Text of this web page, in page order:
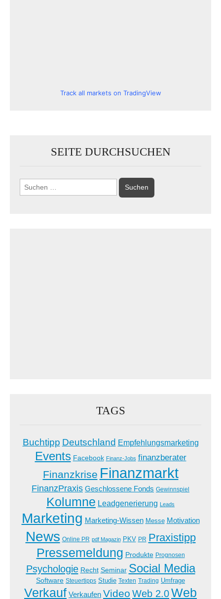
Track all markets on TradingView
SEITE DURCHSUCHEN
Suchen
nach:
TAGS
Buchtipp Deutschland Empfehlungsmarketing
Events Facebook Finanz-Jobs finanzberater
Finanzkrise Finanzmarkt
FinanzPraxis Geschlossene Fonds Gewinnspiel
Kolumne Leadgenerierung Leads
Marketing Marketing-Wissen Messe Motivation
News Online PR pdf Magazin PKV PR Praxistipp
Pressemeldung Produkte Prognosen
Psychologie Recht Seminar Social Media
Software Steuertipps Studie Texten Trading Umfrage
Verkauf Verkaufen Video Web 2.0Web